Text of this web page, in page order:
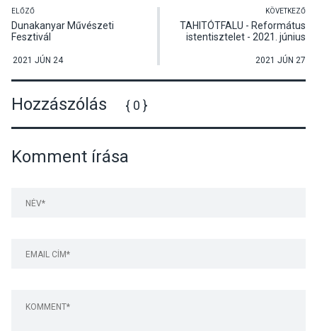
ELŐZŐ
Dunakanyar Művészeti
Fesztivál
2021 JÚN 24
KÖVETKEZŐ
TAHITÓTFALU - Református
istentisztelet - 2021. június
2021 JÚN 27
Hozzászólás { 0 }
Komment írása